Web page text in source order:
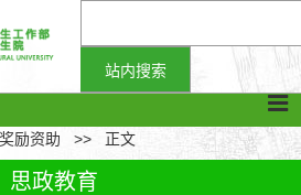
奖励资助 >> 正文
思政教育